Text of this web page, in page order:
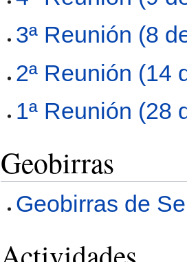
3ª Reunión (8
2ª Reunión (14
1ª Reunión (28
Geobirras
Geobirras de